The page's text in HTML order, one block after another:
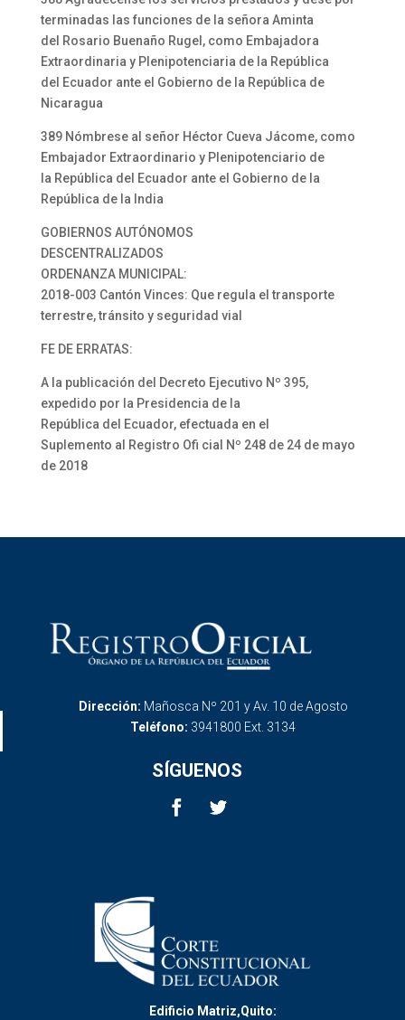
terminadas las funciones de la señora Aminta
del Rosario Buenaño Rugel, como Embajadora
Extraordinaria y Plenipotenciaria de la República
del Ecuador ante el Gobierno de la República de
Nicaragua
389 Nómbrese al señor Héctor Cueva Jácome, como
Embajador Extraordinario y Plenipotenciario de
la República del Ecuador ante el Gobierno de la
República de la India
GOBIERNOS AUTÓNOMOS
DESCENTRALIZADOS
ORDENANZA MUNICIPAL:
2018-003 Cantón Vinces: Que regula el transporte
terrestre, tránsito y seguridad vial
FE DE ERRATAS:
A la publicación del Decreto Ejecutivo Nº 395,
expedido por la Presidencia de la
República del Ecuador, efectuada en el
Suplemento al Registro Ofi cial Nº 248 de 24 de mayo
de 2018
Dirección: Mañosca Nº 201 y Av. 10 de Agosto
Teléfono: 3941800 Ext. 3134
SÍGUENOS
Edificio Matriz,Quito: